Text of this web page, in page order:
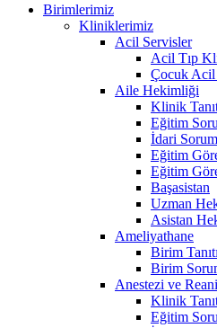
Birimlerimiz
Kliniklerimiz
Acil Servisler
Acil Tıp
Çocuk
Aile Hekimliği
Klinik
Eğitim
İdari
Eğitim
Eğitim
Başasistan
Uzman
Asistan
Ameliyathane
Birim
Birim
Anestezi ve
Klinik
Eğitim